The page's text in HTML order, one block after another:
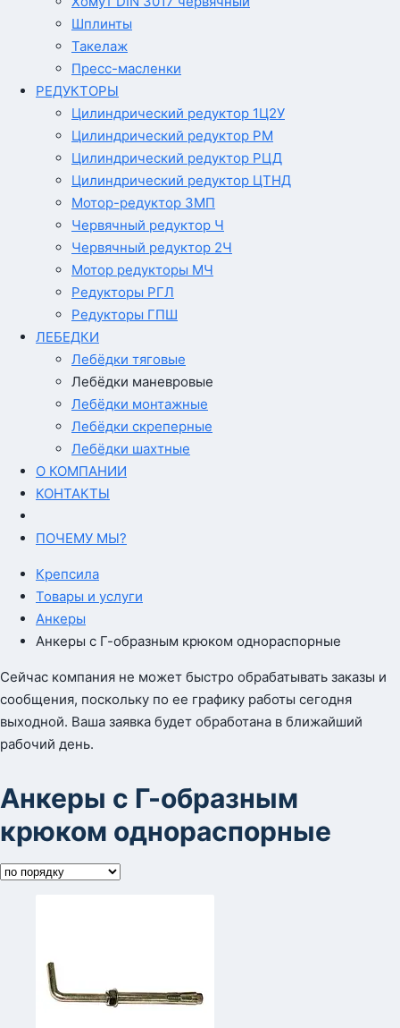
Шплинты
Такелаж
Пресс-масленки
РЕДУКТОРЫ
Цилиндрический редуктор 1Ц2У
Цилиндрический редуктор РМ
Цилиндрический редуктор РЦД
Цилиндрический редуктор ЦТНД
Мотор-редуктор 3МП
Червячный редуктор Ч
Червячный редуктор 2Ч
Мотор редукторы МЧ
Редукторы РГЛ
Редукторы ГПШ
ЛЕБЕДКИ
Лебёдки тяговые
Лебёдки маневровые
Лебёдки монтажные
Лебёдки скреперные
Лебёдки шахтные
О КОМПАНИИ
КОНТАКТЫ
ПОЧЕМУ МЫ?
Крепсила
Товары и услуги
Анкеры
Анкеры с Г-образным крюком однораспорные
Сейчас компания не может быстро обрабатывать заказы и
сообщения, поскольку по ее графику работы сегодня
выходной. Ваша заявка будет обработана в ближайший
рабочий день.
Анкеры с Г-образным
крюком однораспорные